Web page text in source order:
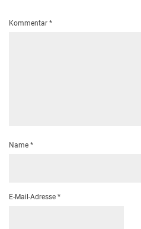
Kommentar *
Name *
E-Mail-Adresse *